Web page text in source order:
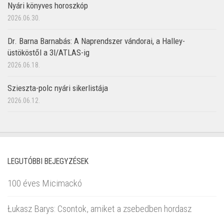
Nyári könyves horoszkóp
2026.06.30.
Dr. Barna Barnabás: A Naprendszer vándorai, a Halley-
üstököstől a 3I/ATLAS-ig
2026.06.18.
Szieszta-polc nyári sikerlistája
2026.06.12.
LEGUTÓBBI BEJEGYZÉSEK
100 éves Micimackó
Łukasz Barys: Csontok, amiket a zsebedben hordasz